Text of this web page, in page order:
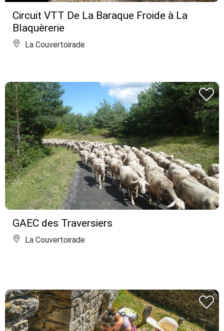
Circuit VTT De La Baraque Froide à La
Blaquèrerie
La Couvertoirade
GAEC des Traversiers
La Couvertoirade